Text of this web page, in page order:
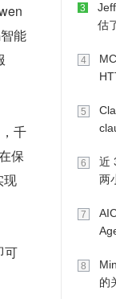
能
千
保
现
可
3
估
4
5
6
近
两
7
8
的